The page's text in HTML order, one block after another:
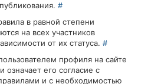
#
в равной степени
на всех участников
от их статуса. #
профиля на сайте
означает его согласие с
и с необходимостью